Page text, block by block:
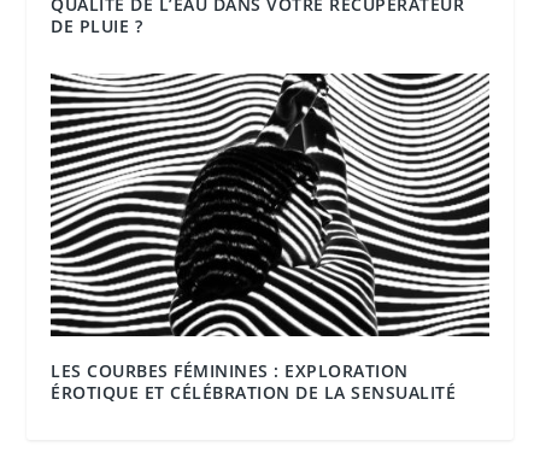
DE PLUIE ?
LES COURBES FÉMININES : EXPLORATION
ÉROTIQUE ET CÉLÉBRATION DE LA SENSUALITÉ